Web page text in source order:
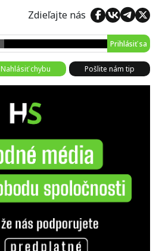
Zdieľajte nás
Prihlásiť sa
Nahlásiť chybu Pošlite nám tip